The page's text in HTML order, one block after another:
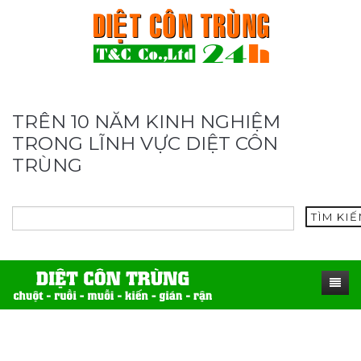
TRÊN 10 NĂM KINH NGHIỆM
TRONG LĨNH VỰC DIỆT CÔN
TRÙNG
TÌM